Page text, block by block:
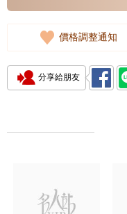
價格調整通知
分享給朋友